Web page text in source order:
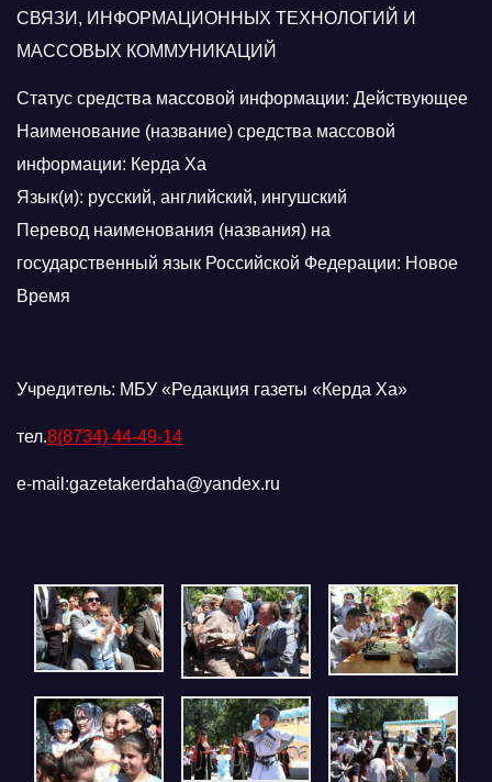
СВЯЗИ, ИНФОРМАЦИОННЫХ ТЕХНОЛОГИЙ И
МАССОВЫХ КОММУНИКАЦИЙ
Статус средства массовой информации: Действующее
Наименование (название) средства массовой
информации: Керда Ха
Язык(и): русский, английский, ингушский
Перевод наименования (названия) на
государственный язык Российской Федерации: Новое
Время
Учредитель: МБУ «Редакция газеты «Керда Ха»
тел.8(8734) 44-49-14
e-mail:gazetakerdaha@yandex.ru